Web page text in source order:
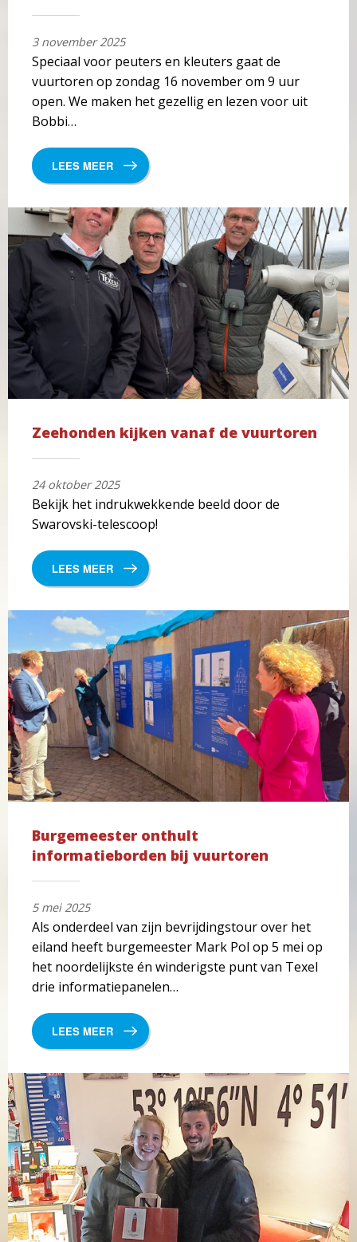
3 november 2025
Speciaal voor peuters en kleuters gaat de
vuurtoren op zondag 16 november om 9 uur
open. We maken het gezellig en lezen voor uit
Bobbi…
LEES MEER
Zeehonden kijken vanaf de vuurtoren
24 oktober 2025
Bekijk het indrukwekkende beeld door de
Swarovski-telescoop!
LEES MEER
Burgemeester onthult
informatieborden bij vuurtoren
5 mei 2025
Als onderdeel van zijn bevrijdingstour over het
eiland heeft burgemeester Mark Pol op 5 mei op
het noordelijkste én winderigste punt van Texel
drie informatiepanelen…
LEES MEER